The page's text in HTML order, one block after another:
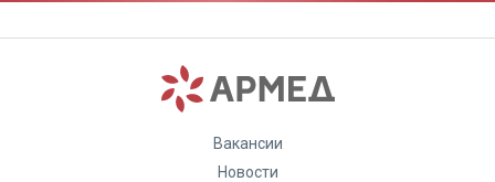
Оставить отзыв
Вакансии
Новости